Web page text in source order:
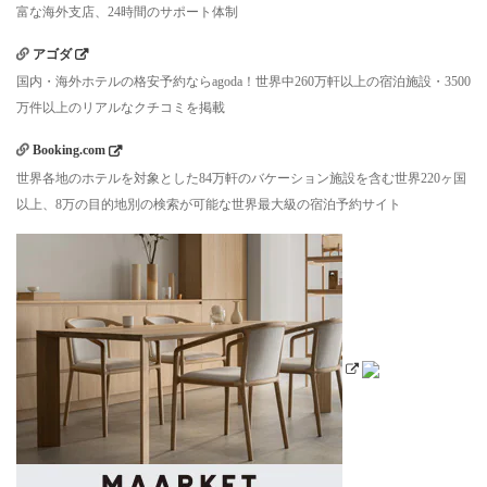
富な海外支店、24時間のサポート体制
アゴダ
国内・海外ホテルの格安予約ならagoda！世界中260万軒以上の宿泊施設・3500
万件以上のリアルなクチコミを掲載
Booking.com
世界各地のホテルを対象とした84万軒のバケーション施設を含む世界220ヶ国
以上、8万の目的地別の検索が可能な世界最大級の宿泊予約サイト